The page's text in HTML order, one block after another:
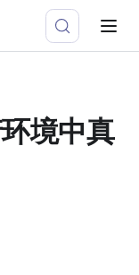
境中真